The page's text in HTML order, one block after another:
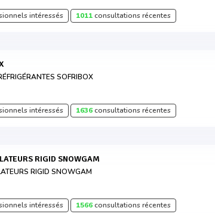
intéressés 1011consultations récentes
SOFRIBOX
intéressés 1636consultations récentes
RIGID SNOWGAM
RIGID SNOWGAM
intéressés 1566consultations récentes